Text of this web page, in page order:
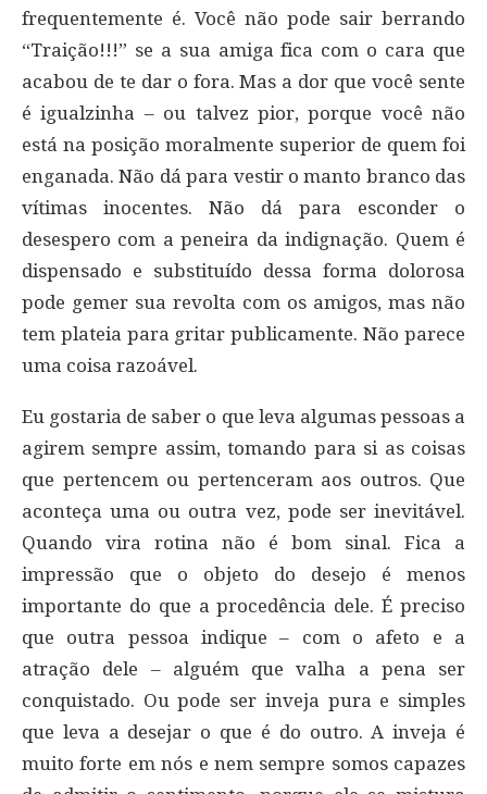
frequentemente é. Você não pode sair berrando
“Traição!!!” se a sua amiga fica com o cara que
acabou de te dar o fora. Mas a dor que você sente
é igualzinha – ou talvez pior, porque você não
está na posição moralmente superior de quem foi
enganada. Não dá para vestir o manto branco das
vítimas inocentes. Não dá para esconder o
desespero com a peneira da indignação. Quem é
dispensado e substituído dessa forma dolorosa
pode gemer sua revolta com os amigos, mas não
tem plateia para gritar publicamente. Não parece
uma coisa razoável.
Eu gostaria de saber o que leva algumas pessoas a
agirem sempre assim, tomando para si as coisas
que pertencem ou pertenceram aos outros. Que
aconteça uma ou outra vez, pode ser inevitável.
Quando vira rotina não é bom sinal. Fica a
impressão que o objeto do desejo é menos
importante do que a procedência dele. É preciso
que outra pessoa indique – com o afeto e a
atração dele – alguém que valha a pena ser
conquistado. Ou pode ser inveja pura e simples
que leva a desejar o que é do outro. A inveja é
muito forte em nós e nem sempre somos capazes